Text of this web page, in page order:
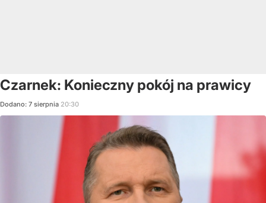
Czarnek: Konieczny pokój na prawicy
Dodano: 7 sierpnia 20:30